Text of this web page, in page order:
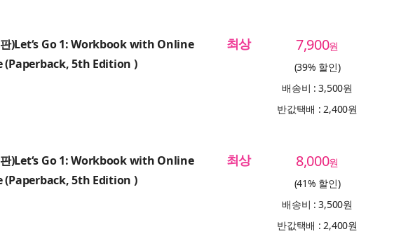
)Let‘s Go 1: Workbook with Online
(Paperback, 5th Edition )
최상 7,900원
(39% 할인)
배송비 : 3,500원
반값택배 : 2,400원
)Let‘s Go 1: Workbook with Online
(Paperback, 5th Edition )
최상 8,000원
(41% 할인)
배송비 : 3,500원
반값택배 : 2,400원